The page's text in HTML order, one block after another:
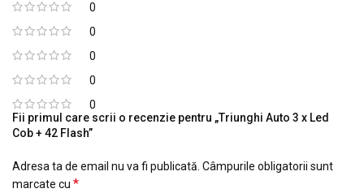
0
0
0
0
0
Fii primul care scrii o recenzie pentru „Triunghi Auto 3 x Led
Cob + 42 Flash”
Adresa ta de email nu va fi publicată. Câmpurile obligatorii sunt
marcate cu *